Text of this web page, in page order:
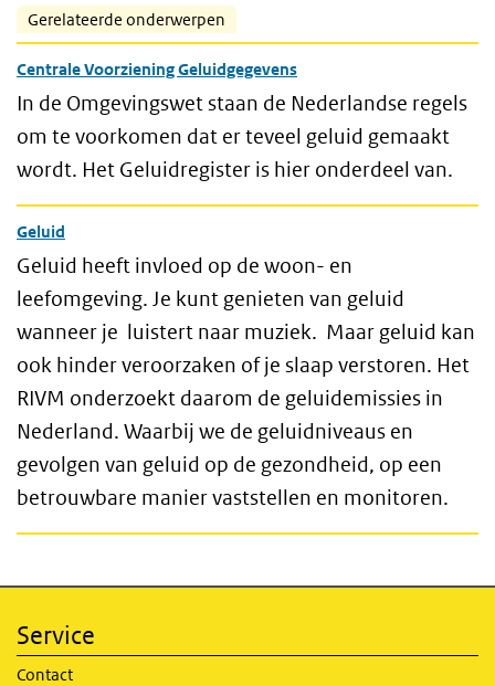
Gerelateerde onderwerpen
Centrale Voorziening Geluidgegevens
In de Omgevingswet staan de Nederlandse regels
om te voorkomen dat er teveel geluid gemaakt
wordt. Het Geluidregister is hier onderdeel van.
Geluid
Geluid heeft invloed op de woon- en
leefomgeving. Je kunt genieten van geluid
wanneer je luistert naar muziek. Maar geluid kan
ook hinder veroorzaken of je slaap verstoren. Het
RIVM onderzoekt daarom de geluidemissies in
Nederland. Waarbij we de geluidniveaus en
gevolgen van geluid op de gezondheid, op een
betrouwbare manier vaststellen en monitoren.
Service
Contact